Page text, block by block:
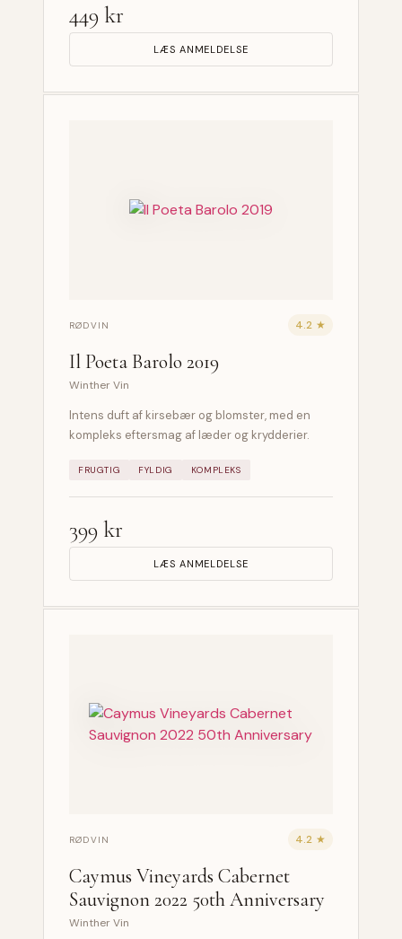
449 kr
LÆS ANMELDELSE
RØDVIN 4.2 ★
Il Poeta Barolo 2019
Winther Vin
Intens duft af kirsebær og blomster, med en
kompleks eftersmag af læder og krydderier.
FRUGTIG FYLDIG KOMPLEKS
399 kr
LÆS ANMELDELSE
RØDVIN 4.2 ★
Caymus Vineyards Cabernet
Sauvignon 2022 50th Anniversary
Winther Vin